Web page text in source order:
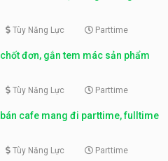
Tùy Năng Lực Parttime
đơn, gắn tem mác sản phẩm
Tùy Năng Lực Parttime
bán cafe mang đi parttime, fulltime
Tùy Năng Lực Parttime